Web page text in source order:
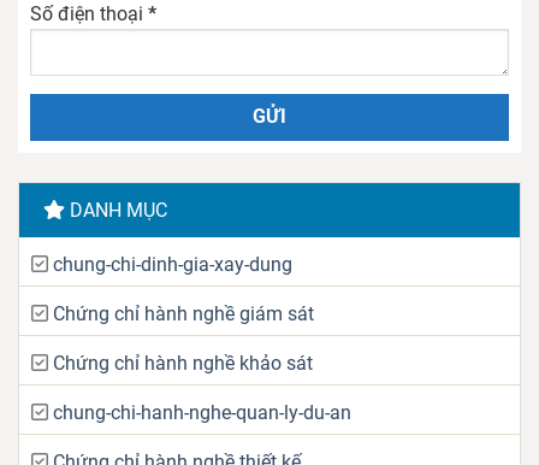
Số điện thoại *
DANH MỤC
chung-chi-dinh-gia-xay-dung
Chứng chỉ hành nghề giám sát
Chứng chỉ hành nghề khảo sát
chung-chi-hanh-nghe-quan-ly-du-an